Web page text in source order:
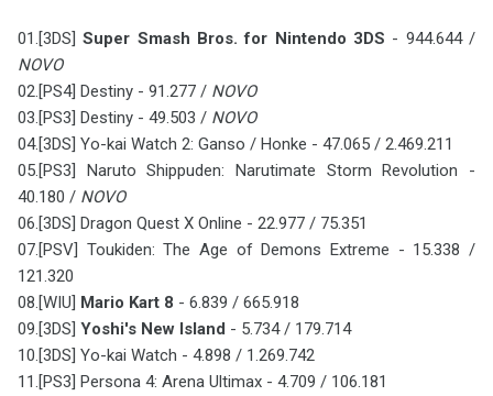
01.[3DS]Super Smash Bros. for Nintendo 3DS - 944.644 /
NOVO
02.[PS4] Destiny - 91.277 / NOVO
03.[PS3] Destiny - 49.503 / NOVO
04.[3DS] Yo-kai Watch 2: Ganso / Honke - 47.065 / 2.469.211
05.[PS3] Naruto Shippuden: Narutimate Storm Revolution -
40.180 / NOVO
06.[3DS] Dragon Quest X Online - 22.977 / 75.351
07.[PSV] Toukiden: The Age of Demons Extreme - 15.338 /
121.320
08.[WIU] Mario Kart 8 - 6.839 / 665.918
09.[3DS] Yoshi's New Island - 5.734 / 179.714
10.[3DS] Yo-kai Watch - 4.898 / 1.269.742
11.[PS3] Persona 4: Arena Ultimax - 4.709 / 106.181